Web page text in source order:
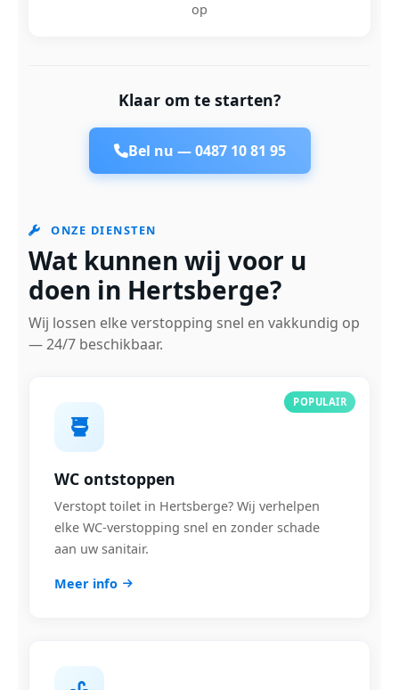
op
Klaar om te starten?
Bel nu —0487 10 81 95
ONZE DIENSTEN
Wat kunnen wij voor u
doen in Hertsberge?
Wij lossen elke verstopping snel en vakkundig op
— 24/7 beschikbaar.
POPULAIR
WC ontstoppen
Verstopt toilet in Hertsberge? Wij verhelpen
elke WC-verstopping snel en zonder schade
aan uw sanitair.
Meer info